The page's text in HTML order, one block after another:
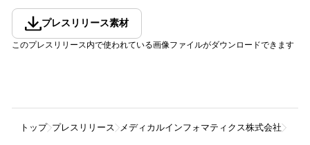
プレスリリース素材
このプレスリリース内で使われている画像ファイルがダウンロードできます
トップ プレスリリース メディカルインフォマティクス株式会社